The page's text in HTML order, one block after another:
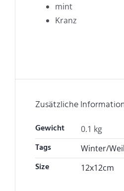
mint
Kranz
Zusätzliche
Gewicht 0.1 kg
Tags Winter/
Size 12x12cm